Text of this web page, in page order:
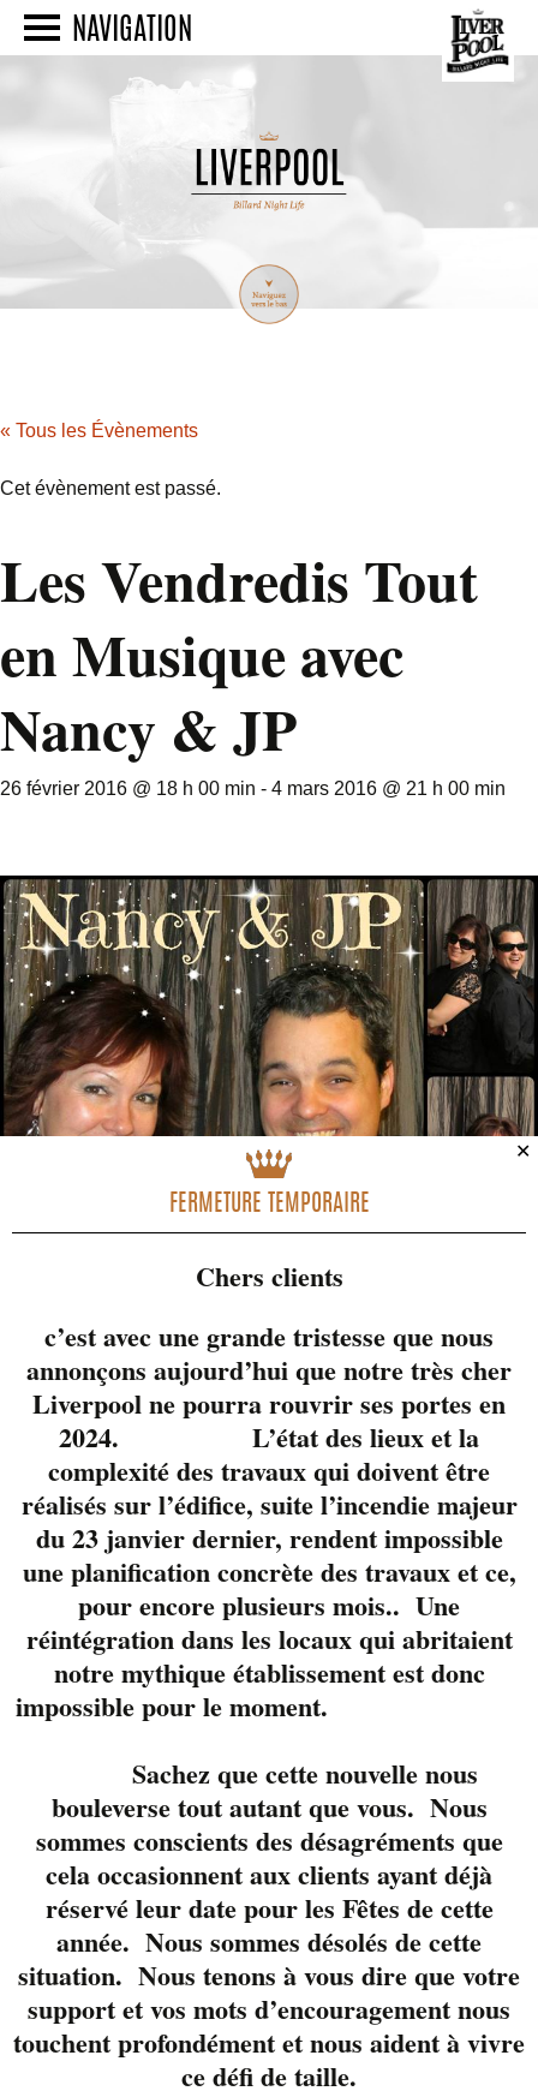
NAVIGATION
« Tous les Évènements
Cet évènement est passé.
Les Vendredis Tout
en Musique avec
Nancy & JP
26 février 2016 @ 18 h 00 min - 4 mars 2016 @ 21 h 00 min
La bonne humeur en
personne vous attend
avec d’agréables
terminer votre
journée. Nancy et JP
sauront divertir votre
souper entre amis.
Réservez votre place
au 819-822-3724 ou
via notre page
Facebook.
✕
FERMETURE TEMPORAIRE
Chers clients
c’est avec une grande tristesse que nous
annonçons aujourd’hui que notre très cher
Liverpool ne pourra rouvrir ses portes en
2024. L’état des lieux et la
complexité des travaux qui doivent être
réalisés sur l’édifice, suite l’incendie majeur
du 23 janvier dernier, rendent impossible
une planification concrète des travaux et ce,
pour encore plusieurs mois.. Une
réintégration dans les locaux qui abritaient
notre mythique établissement est donc
impossible pour le moment.
Sachez que cette nouvelle nous
bouleverse tout autant que vous. Nous
sommes conscients des désagréments que
cela occasionnent aux clients ayant déjà
réservé leur date pour les Fêtes de cette
année. Nous sommes désolés de cette
situation. Nous tenons à vous dire que votre
support et vos mots d’encouragement nous
touchent profondément et nous aident à vivre
ce défi de taille.